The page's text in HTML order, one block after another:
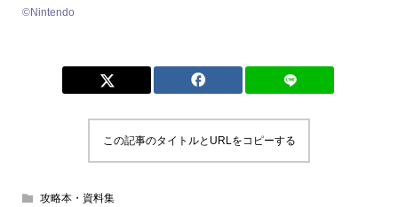
©Nintendo
この記事のタイトルとURLをコピーする
攻略本・資料集